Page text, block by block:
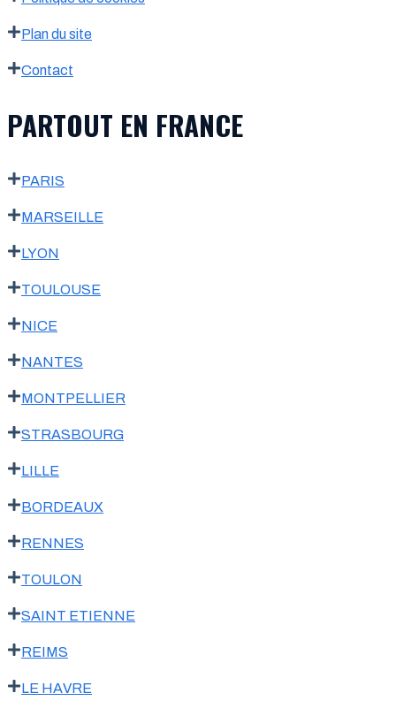
Plan du site
Contact
PARTOUT EN FRANCE
PARIS
MARSEILLE
LYON
TOULOUSE
NICE
NANTES
MONTPELLIER
STRASBOURG
LILLE
BORDEAUX
RENNES
TOULON
SAINT ETIENNE
REIMS
LE HAVRE